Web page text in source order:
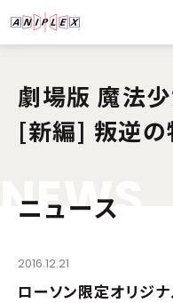
劇場版 魔法
[新編] 叛逆の
NEWS
ニュース
2016.12.21
ローソン限定オリジナ